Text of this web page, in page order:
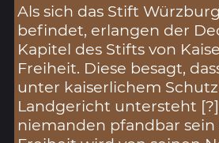
Als sich das Stift
befindet, erlangen der
Kapitel des Stifts von
Freiheit. Diese besagt,
unter kaiserlichem
Landgericht untersteht
niemanden pfandbar sein